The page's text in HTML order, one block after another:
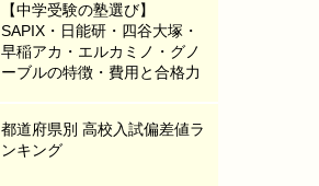
【中学受験の塾選び】
SAPIX・日能研・四谷大塚・
早稲アカ・エルカミノ・グノ
ーブルの特徴・費用と合格力
都道府県別 高校入試偏差値ラ
ンキング